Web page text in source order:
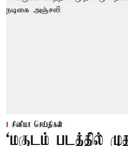
சினிமா செய்திகள்
‘மகுடம் படத்தில்